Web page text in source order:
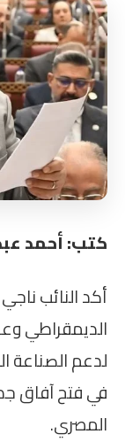
كتب: أحمد
أكد النائب
الديمقراطي
لدعم الصناعة
في فتح آفاق
المصري.